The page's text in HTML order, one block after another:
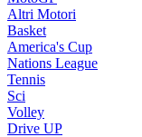
Altri Motori
Basket
America's Cup
Nations League
Tennis
Sci
Volley
Drive UP